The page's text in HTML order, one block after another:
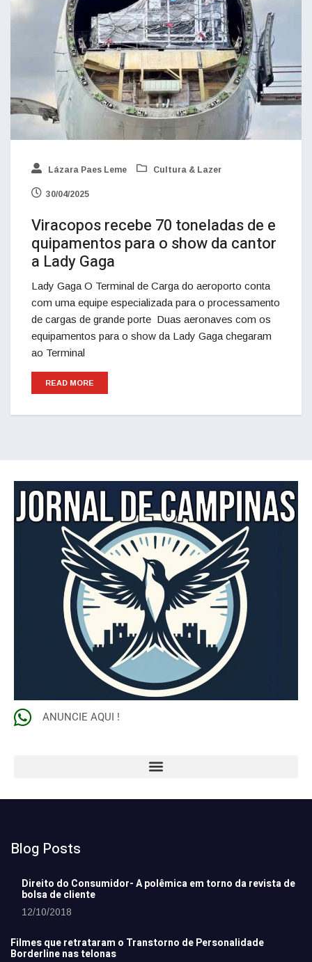
Lázara Paes Leme Cultura & Lazer
30/04/2025
Viracopos recebe 70 toneladas de e
quipamentos para o show da cantor
a Lady Gaga
Lady Gaga O Terminal de Carga do aeroporto conta
com uma equipe especializada para o processamento
de cargas de grande porte Duas aeronaves com os
equipamentos para o show da Lady Gaga chegaram
ao Terminal
READ MORE
ANUNCIE AQUI !
Blog Posts
Direito do Consumidor- A polêmica em torno da revista de
bolsa de cliente
12/10/2018
Filmes que retrataram o Transtorno de Personalidade
Borderline nas telonas